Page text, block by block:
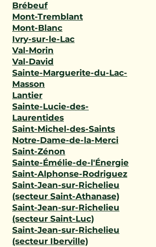
Brébeuf
Mont-Tremblant
Mont-Blanc
Ivry-sur-le-Lac
Val-Morin
Val-David
Sainte-Marguerite-du-Lac-
Masson
Lantier
Sainte-Lucie-des-
Laurentides
Saint-Michel-des-Saints
Notre-Dame-de-la-Merci
Saint-Zénon
Sainte-Émélie-de-l'Énergie
Saint-Alphonse-Rodriguez
Saint-Jean-sur-Richelieu
(secteur Saint-Athanase)
Saint-Jean-sur-Richelieu
(secteur Saint-Luc)
Saint-Jean-sur-Richelieu
(secteur Iberville)